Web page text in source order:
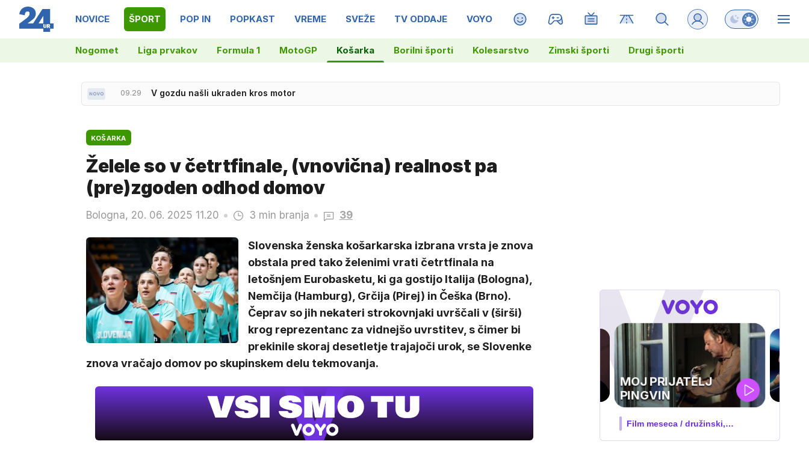
NOVICE ŠPORT POP IN POPKAST VREME SVEŽE TV ODDAJE VOYO MAGAZIN Preklopi barvni
Nogomet Liga prvakov Formula 1 MotoGP Košarka Borilni športi Kolesarstvo Zimski športi Drugi športi
09.29 V gozdu našli ukraden kros motor
08.59 Po filmu še serija: jeseni dokumentarna serija o Melanii Trump
KOŠARKA
Želele so v četrtfinale, (vnovična) realnost pa
(pre)zgoden odhod domov
Bologna, 20. 06. 2025 11.20 3 min branja 39
Slovenska ženska košarkarska izbrana vrsta je znova
obstala pred tako želenimi vrati četrtfinala na
letošnjem Eurobasketu, ki ga gostijo Italija (Bologna),
Nemčija (Hamburg), Grčija (Pirej) in Češka (Brno).
Čeprav so jih nekateri strokovnjaki uvrščali v (širši)
krog reprezentanc za vidnejšo uvrstitev, s čimer bi
prekinile skoraj desetletje trajajoči urok, se Slovenke
znova vračajo domov po skupinskem delu tekmovanja.
SUPERPOKAL
V živo na VOYO: sreda ob 20.30